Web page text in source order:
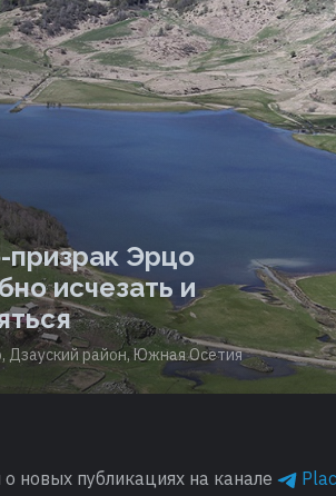
призрак Эрцо
исчезать и
Дзауский район, Южная Осетия
новых публикациях на канале